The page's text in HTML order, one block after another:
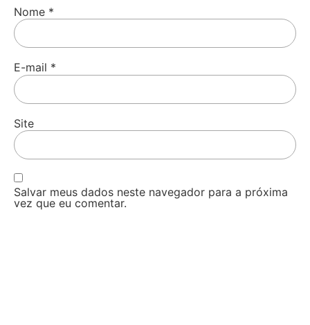
Nome *
E-mail *
Site
Salvar meus dados neste navegador para a próxima
vez que eu comentar.